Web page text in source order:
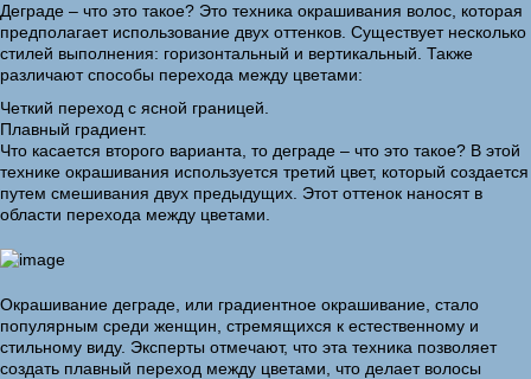
Деграде – что это такое? Это техника окрашивания волос, которая
предполагает использование двух оттенков. Существует несколько
стилей выполнения: горизонтальный и вертикальный. Также
различают способы перехода между цветами:
Четкий переход с ясной границей.
Плавный градиент.
Что касается второго варианта, то деграде – что это такое? В этой
технике окрашивания используется третий цвет, который создается
путем смешивания двух предыдущих. Этот оттенок наносят в
области перехода между цветами.
Окрашивание деграде, или градиентное окрашивание, стало
популярным среди женщин, стремящихся к естественному и
стильному виду. Эксперты отмечают, что эта техника позволяет
создать плавный переход между цветами, что делает волосы